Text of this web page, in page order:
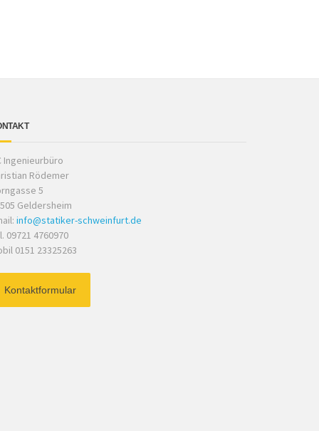
Ingenieurbüro
Rödemer
5
Geldersheim
info@statiker-schweinfurt.de
09721 4760970
0151 23325263
Kontaktformular